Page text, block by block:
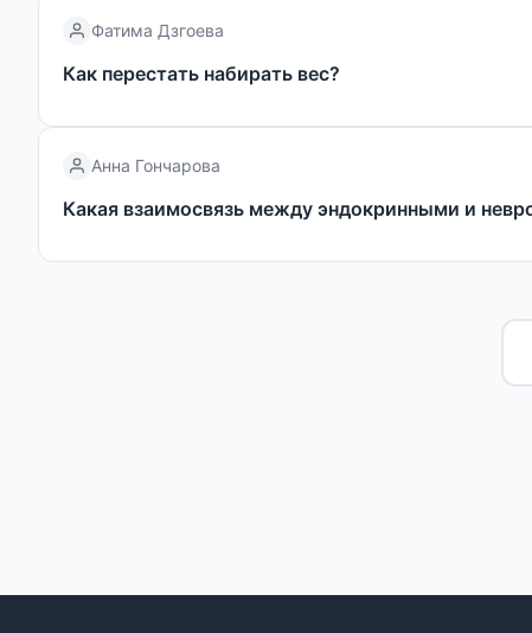
Фатима Дзгоева
Как перестать набирать вес?
Анна Гончарова
Какая взаимосвязь между эндокринными и